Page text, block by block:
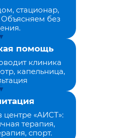
стационар,
без
помощь
клиника
капельница,
центре «АИСТ»:
терапия,
спорт.